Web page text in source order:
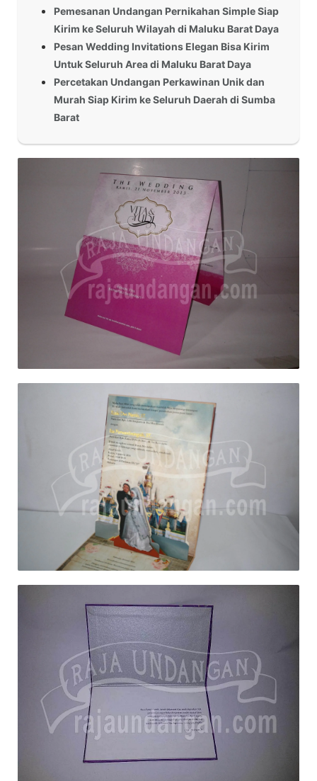
Pemesanan Undangan Pernikahan Simple Siap
Kirim ke Seluruh Wilayah di Maluku Barat Daya
Pesan Wedding Invitations Elegan Bisa Kirim
Untuk Seluruh Area di Maluku Barat Daya
Percetakan Undangan Perkawinan Unik dan
Murah Siap Kirim ke Seluruh Daerah di Sumba
Barat